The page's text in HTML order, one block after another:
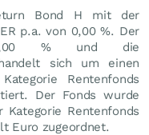
Bond H mit der
p.a. von 0,00 %. Der
0,00 % und die
sich um einen
Rentenfonds
Der Fonds wurde
Rentenfonds
Euro zugeordnet.